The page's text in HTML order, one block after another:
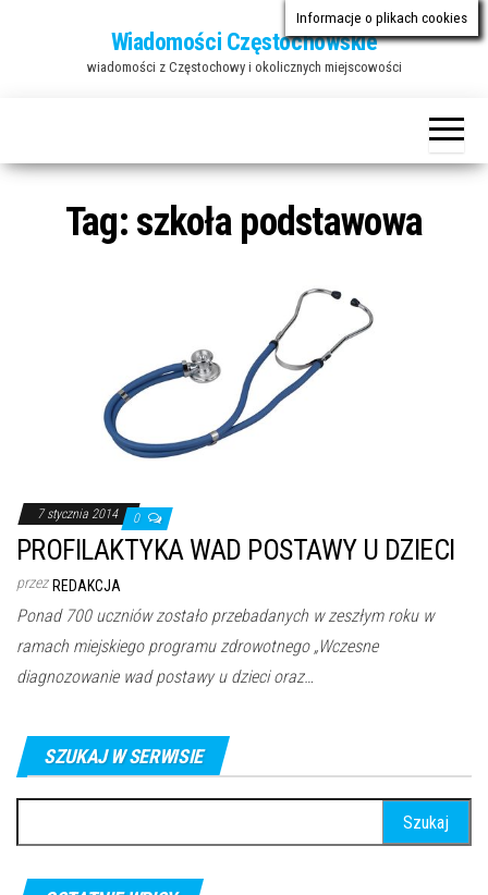
Wiadomości Częstochowskie
wiadomości z Częstochowy i okolicznych miejscowości
Tag: szkoła podstawowa
7 stycznia 2014 0
PROFILAKTYKA WAD POSTAWY U DZIECI
przez REDAKCJA
Ponad 700 uczniów zostało przebadanych w zeszłym roku w
ramach miejskiego programu zdrowotnego „Wczesne
diagnozowanie wad postawy u dzieci oraz…
SZUKAJ W SERWISIE
Informacje o plikach cookies